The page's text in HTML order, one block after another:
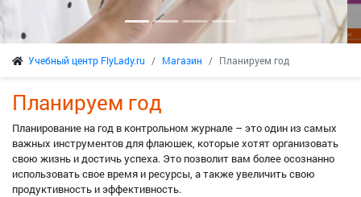
Учебный центр FlyLady.ru Магазин Планируем год
Планируем год
Планирование на год в контрольном журнале – это один из самых
важных инструментов для флаюшек, которые хотят организовать
свою жизнь и достичь успеха. Это позволит вам более осознанно
использовать свое время и ресурсы, а также увеличить свою
продуктивность и эффективность.